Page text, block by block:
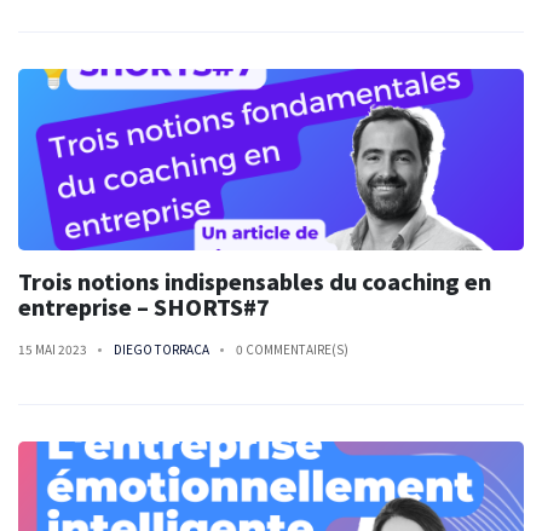
Trois notions indispensables du coaching en
entreprise – SHORTS#7
15 MAI 2023 DIEGO TORRACA 0 COMMENTAIRE(S)